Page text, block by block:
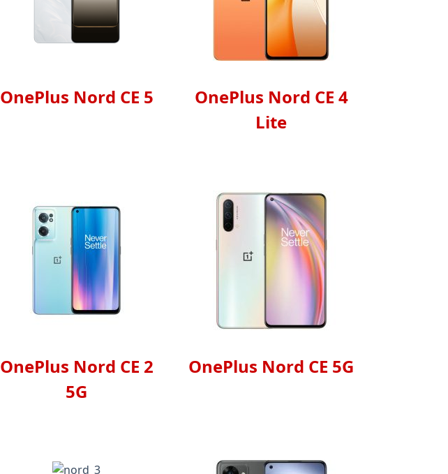
OnePlus Nord CE 5
OnePlus Nord CE 4
Lite
OnePlus Nord CE 2
5G
OnePlus Nord CE 5G